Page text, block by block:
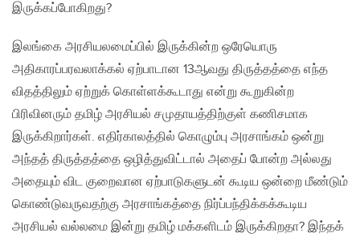
இருக்கப்போகிறது?
இலங்கை அரசியலமைப்பில் இருக்கின்ற ஒரேயொரு
அதிகாரப்பரவலாக்கல் ஏற்பாடான 13ஆவது திருத்தத்தை எந்த
விதத்திலும் ஏற்றுக் கொள்ளக்கூடாது என்று கூறுகின்ற
பிரிவினரும் தமிழ் அரசியல் சமுதாயத்திற்குள் கணிசமாக
இருக்கிறார்கள். எதிர்காலத்தில் கொழும்பு அரசாங்கம் ஒன்று
அந்தத் திருத்தத்தை ஒழித்துவிட்டால் அதைப் போன்ற அல்லது
அதையும் விட குறைவான ஏற்பாடுகளுடன் கூடிய ஒன்றை மீண்டும்
கொண்டுவருவதற்கு அரசாங்கத்தை நிர்ப்பந்திக்கக்கூடிய
அரசியல் வல்லமை இன்று தமிழ் மக்களிடம் இருக்கிறதா? இந்தக்